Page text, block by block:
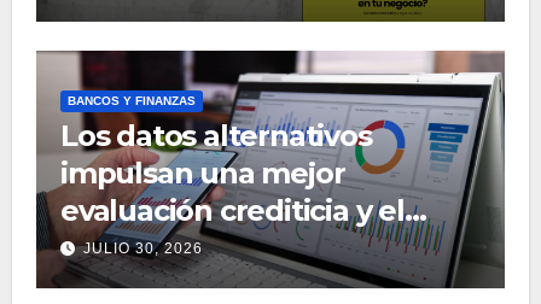
BANCOS Y FINANZAS
Los datos alternativos
impulsan una mejor
evaluación crediticia y el
desarrollo de nuevos
productos financieros
JULIO 30, 2026